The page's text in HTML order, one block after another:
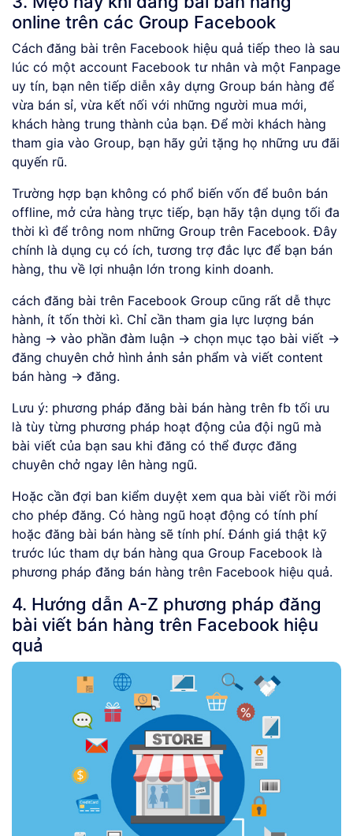
online trên các Group Facebook
Cách đăng bài trên Facebook hiệu quả tiếp theo là sau
lúc có một account Facebook tư nhân và một Fanpage
uy tín, bạn nên tiếp diễn xây dựng Group bán hàng để
vừa bán sỉ, vừa kết nối với những người mua mới,
khách hàng trung thành của bạn. Để mời khách hàng
tham gia vào Group, bạn hãy gửi tặng họ những ưu đãi
quyến rũ.
Trường hợp bạn không có phổ biến vốn để buôn bán
offline, mở cửa hàng trực tiếp, bạn hãy tận dụng tối đa
thời kì để trông nom những Group trên Facebook. Đây
chính là dụng cụ có ích, tương trợ đắc lực để bạn bán
hàng, thu về lợi nhuận lớn trong kinh doanh.
cách đăng bài trên Facebook Group cũng rất dễ thực
hành, ít tốn thời kì. Chỉ cần tham gia lực lượng bán
hàng -> vào phần đàm luận -> chọn mục tạo bài viết ->
đăng chuyên chở hình ảnh sản phẩm và viết content
bán hàng -> đăng.
Lưu ý: phương pháp đăng bài bán hàng trên fb tối ưu
là tùy từng phương pháp hoạt động của đội ngũ mà
bài viết của bạn sau khi đăng có thể được đăng
chuyên chở ngay lên hàng ngũ.
Hoặc cần đợi ban kiểm duyệt xem qua bài viết rồi mới
cho phép đăng. Có hàng ngũ hoạt động có tính phí
hoặc đăng bài bán hàng sẽ tính phí. Đánh giá thật kỹ
trước lúc tham dự bán hàng qua Group Facebook là
phương pháp đăng bán hàng trên Facebook hiệu quả.
4. Hướng dẫn A-Z phương pháp đăng
bài viết bán hàng trên Facebook hiệu
quả